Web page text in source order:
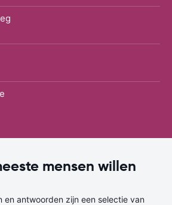
mensen willen
en antwoorden zijn een selectie van